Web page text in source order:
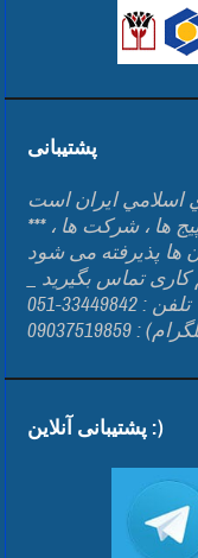
پشتیبانی
اسلامي ايران است
*** کلیه سفارشات همکاری توسط پیج ها ، شرکت ها ،
تلفن : 33449842-051
09037519859
پشتیبانی آنلاین :)